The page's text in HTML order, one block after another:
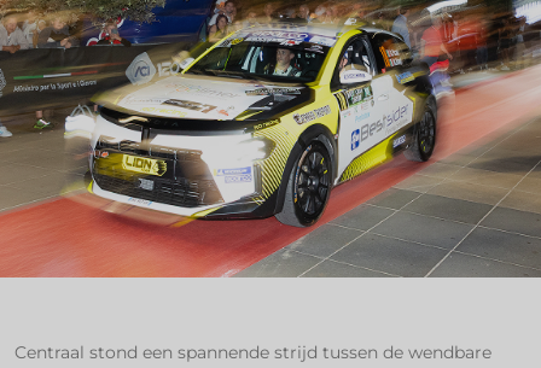
Centraal stond een spannende strijd tussen de wendbare